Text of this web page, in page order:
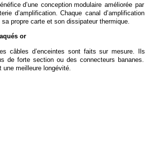
d’une conception modulaire améliorée par
d’amplification. Chaque canal d’amplification
propre carte et son dissipateur thermique.
or
les câbles d’enceintes sont faits sur mesure.
Ils
de forte section ou des connecteurs bananes.
une meilleure longévité.